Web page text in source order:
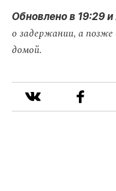
Обновлено в 19:29 и
о задержании, а
домой.